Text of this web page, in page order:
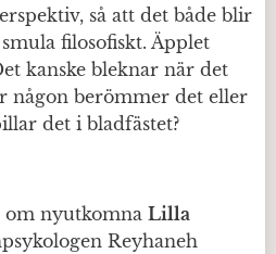
så att det både blir
filosofiskt. Äpplet
kanske bleknar när det
någon berömmer det eller
det i bladfästet?
om nyutkomna Lilla
Reyhaneh